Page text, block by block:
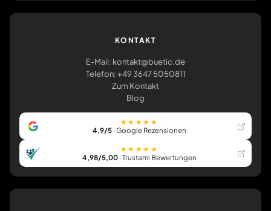
KONTAKT
E-Mail: kontakt@buetic.de
Telefon: +49 3647 5050811
Zum Kontakt
Blog
★★★★★
4,9/5· Google Rezensionen
★★★★★
4,98/5,00· Trustami Bewertungen